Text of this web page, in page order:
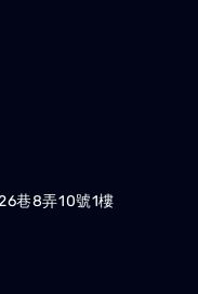
巷8弄10號1樓